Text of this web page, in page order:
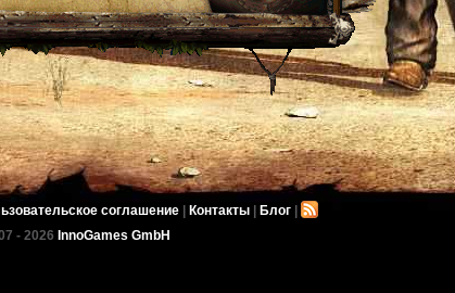
соглашение Контакты Блог
- 2026 InnoGames GmbH